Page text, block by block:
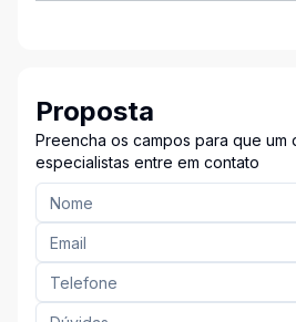
Proposta
Preencha os campos para que um
especialistas entre em contato